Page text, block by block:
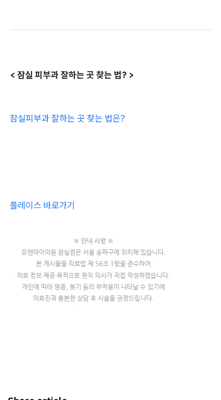
< 잠실 피부과 잘하는 곳 찾는 법? >
잠실피부과 잘하는 곳 찾는 법은?
플레이스 바로가기